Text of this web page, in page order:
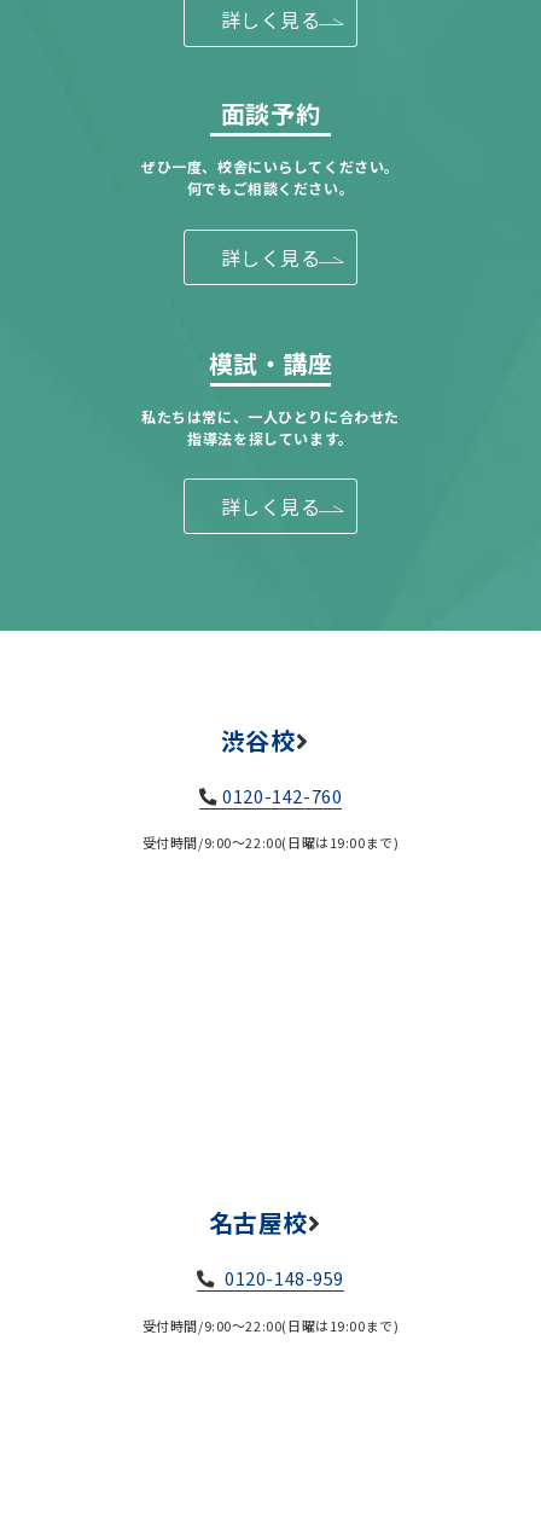
詳しく見る
面談予約
ぜひ一度、校舎にいらしてください。
何でもご相談ください。
詳しく見る
模試・講座
私たちは常に、一人ひとりに合わせた
指導法を探しています。
詳しく見る
渋谷校
0120-142-760
受付時間/9:00～22:00(日曜は19:00まで)
名古屋校
0120-148-959
受付時間/9:00～22:00(日曜は19:00まで)